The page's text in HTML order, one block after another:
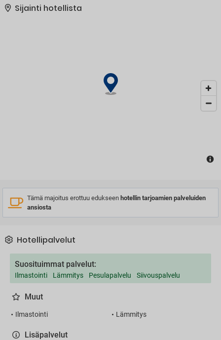
Sijainti hotellista
Tämä majoitus erottuu edukseen hotellin tarjoamien palveluiden
ansiosta
Hotellipalvelut
Suosituimmat palvelut:
Ilmastointi Lämmitys Pesulapalvelu Siivouspalvelu
Muut
Ilmastointi Lämmitys
Lisäpalvelut